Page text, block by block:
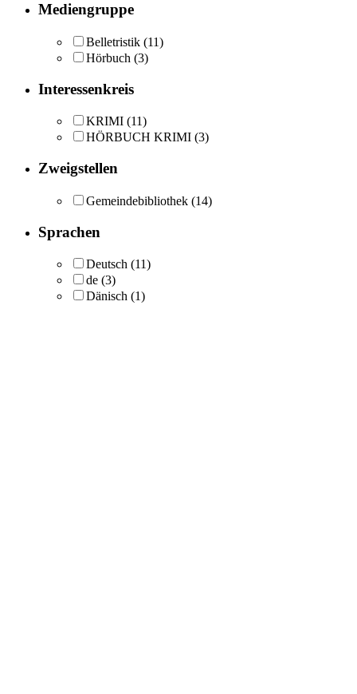
Mediengruppe
Belletristik (11)
Hörbuch (3)
Interessenkreis
KRIMI (11)
HÖRBUCH KRIMI (3)
Zweigstellen
Gemeindebibliothek (14)
Sprachen
Deutsch (11)
de (3)
Dänisch (1)